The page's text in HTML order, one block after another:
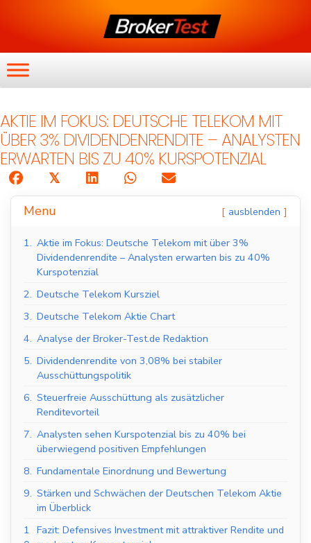
AKTIE IM FOKUS: DEUTSCHE TELEKOM MIT
ÜBER 3% DIVIDENDENRENDITE – ANALYSTEN
ERWARTEN BIS ZU 40% KURSPOTENZIAL
𝕏
Menu ausblenden
1. Aktie im Fokus: Deutsche Telekom mit über 3%
Dividendenrendite – Analysten erwarten bis zu 40%
Kurspotenzial
2. Deutsche Telekom Kursziel
3. Deutsche Telekom Aktie Chart
4. Analyse der Broker-Test.de Redaktion
5. Dividendenrendite von 3,08% bei stabiler
Ausschüttungspolitik
6. Steuerfreie Ausschüttung als zusätzlicher
Renditevorteil
7. Analysten sehen Kurspotenzial bis zu 40% bei
überwiegend positiven Empfehlungen
8. Fundamentale Einordnung und Bewertung
9. Stärken und Schwächen der Deutschen Telekom Aktie
im Überblick
1 Fazit: Defensives Investment mit attraktiver Rendite und